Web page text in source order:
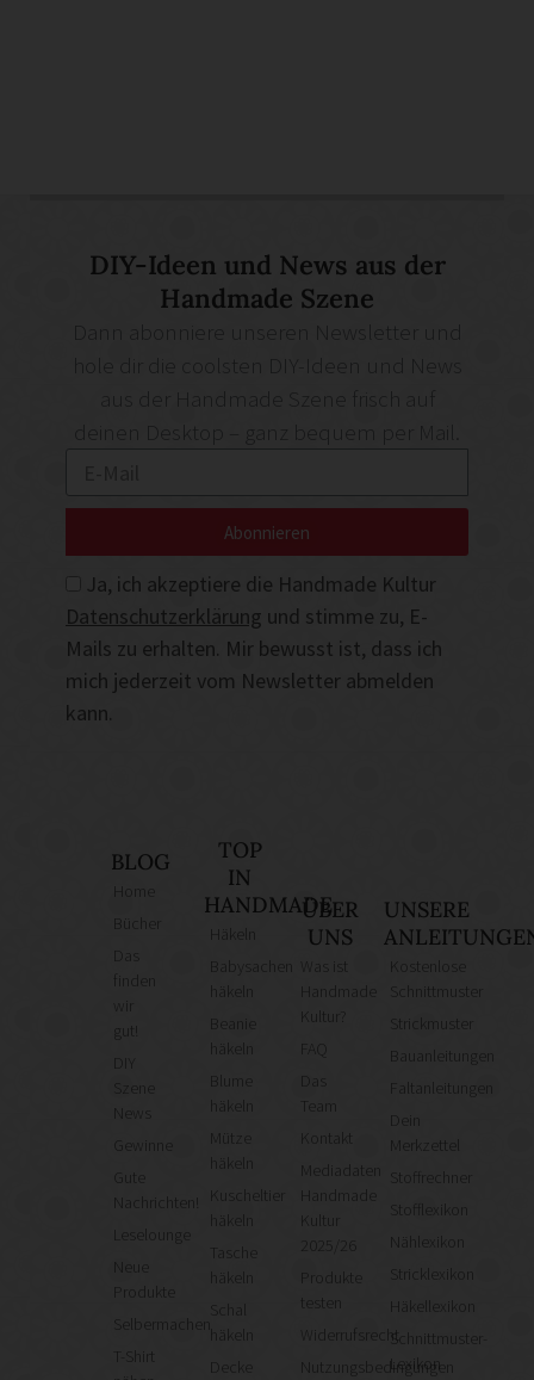
DIY-Ideen und News aus der
Handmade Szene
deinen Desktop – ganz bequem per Mail.
Ja, ich akzeptiere die Handmade Kultur
Datenschutzerklärung und stimme zu, E-
Mails zu erhalten. Mir bewusst ist, dass ich
mich jederzeit vom Newsletter abmelden
kann.
Abonnieren
BLOG
finden
gut!
News
Gute
Nachrichten!
Leselounge
Neue
Produkte
Selbermachen
T-Shirt
TOP
IN
HANDMADE
häkeln
häkeln
Mütze
häkeln
Kuscheltier
häkeln
Tasche
häkeln
ÜBER
UNS
Was ist
Kultur?
Team
Kontakt
Mediadaten
Kultur
2025/26
Produkte
testen
Widerrufsrecht
Nutzungsbedingungen
UNSERE
Kostenlose
Schnittmuster
Strickmuster
Bauanleitungen
Faltanleitungen
Merkzettel
Stoffrechner
Stofflexikon
Nählexikon
Stricklexikon
Häkellexikon
Schnittmuster-
Lexikon